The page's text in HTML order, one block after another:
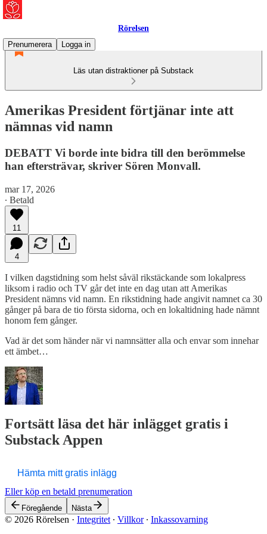
Rörelsen
Prenumerera
Logga in
Läs utan distraktioner på Substack
Amerikas President förtjänar inte att
nämnas vid namn
DEBATT Vi borde inte bidra till den berömmelse
han eftersträvar, skriver Sören Monvall.
mar 17, 2026
∙ Betald
11
4
I vilken dagstidning som helst såväl rikstäckande som lokalpress
liksom i radio och TV går det inte en dag utan att Amerikas
President nämns vid namn. En rikstidning hade angivit namnet ca 30
gånger på bara de tio första sidorna, och en lokaltidning hade nämnt
honom fem gånger.
Vad är det som händer när vi namnsätter alla och envar som innehar
ett ämbet…
Fortsätt läsa det här inlägget gratis i
Substack Appen
Hämta mitt gratis inlägg
Eller köp en betald prenumeration
Föregående Nästa
© 2026 Rörelsen · Integritet ∙ Villkor∙ Inkassovarning